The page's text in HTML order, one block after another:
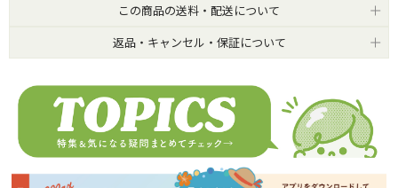
この商品の送料・配送について
返品・キャンセル・保証について